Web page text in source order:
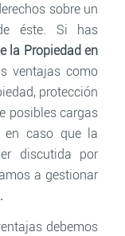
sobre un
éste. Si has
la Propiedad en
ventajas como
protección
posibles cargas
en caso que la
discutida por
a gestionar
debemos